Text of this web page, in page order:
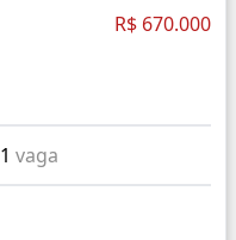
R$ 670.000
1vaga